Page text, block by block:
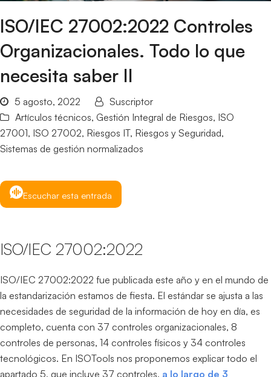
ISO/IEC 27002:2022 Controles
Organizacionales. Todo lo que
necesita saber II
5 agosto, 2022
Suscriptor
Artículos técnicos, Gestión Integral de Riesgos, ISO
27001, ISO 27002, Riesgos IT, Riesgos y Seguridad,
Sistemas de gestión normalizados
Escuchar esta entrada
ISO/IEC 27002:2022
ISO/IEC 27002:2022 fue publicada este año y en el mundo de
la estandarización estamos de fiesta. El estándar se ajusta a las
necesidades de seguridad de la información de hoy en día, es
completo, cuenta con 37 controles organizacionales, 8
controles de personas, 14 controles físicos y 34 controles
tecnológicos. En ISOTools nos proponemos explicar todo el
apartado 5, que incluye 37 controles, a lo largo de 3